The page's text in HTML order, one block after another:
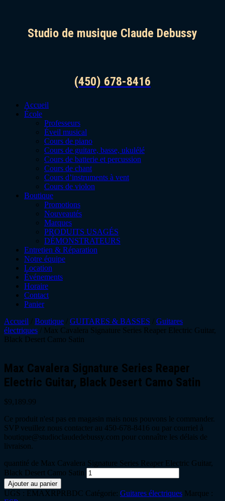
Studio de musique Claude Debussy
(450) 678-8416
Accueil
École
Professeurs
Éveil musical
Cours de piano
Cours de guitare, basse, ukulélé
Cours de batterie et percussion
Cours de chant
Cours d’instruments à vent
Cours de violon
Boutique
Promotions
Nouveautés
Marques
PRODUITS USAGÉS
DÉMONSTRATEURS
Entretien & Réparation
Notre équipe
Location
Événements
Horaire
Contact
Panier
Accueil / Boutique / GUITARES & BASSES / Guitares
électriques / Max Cavalera Signature Series Reaper Electric Guitar,
Black Desert Camo Satin
Max Cavalera Signature Series Reaper
Electric Guitar, Black Desert Camo Satin
$9,189.99
Ce produit n'est pas en magasin mais nous pouvons le commander.
SVP veuillez nous contacter au 450-678-8416 ou par courriel à
boutique@studioclaudedebussy.com pour connaître les délais de
livraison.
quantité de Max Cavalera Signature Series Reaper Electric Guitar,
Black Desert Camo Satin
Ajouter au panier
UGS : EMAXRPRBDC Catégorie: Guitares électriques Marque :